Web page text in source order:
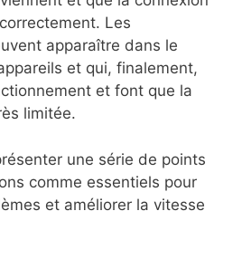
Les
apparaître dans le
et qui, finalement,
et font que la
limitée.
une série de points
comme essentiels pour
et améliorer la vitesse